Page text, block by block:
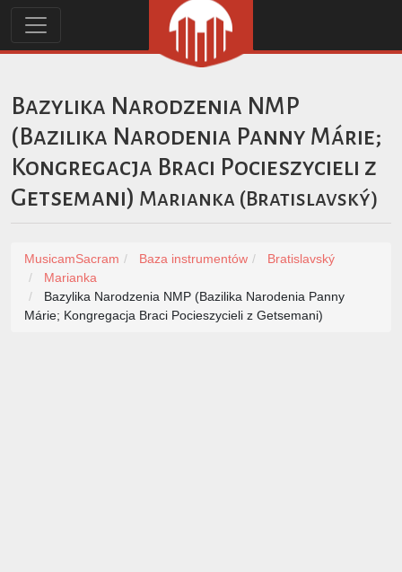
Bazylika Narodzenia NMP
(Bazilika Narodenia Panny Márie;
Kongregacja Braci Pocieszycieli z
Getsemani) Marianka (Bratislavský)
MusicamSacram Baza instrumentów
Bratislavský
Marianka
Bazylika Narodzenia NMP (Bazilika Narodenia Panny
Márie; Kongregacja Braci Pocieszycieli z Getsemani)